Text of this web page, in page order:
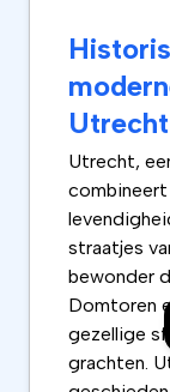
Utrecht
Utrecht,
straatjes
bewonder
Domtoren
gezellige
grachten.